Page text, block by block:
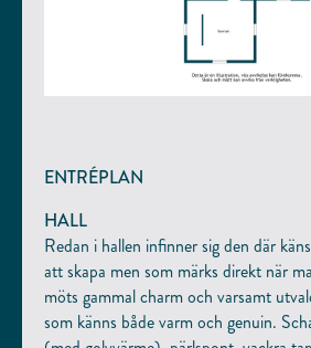
FÖRNAMN
ENTRÉPLAN
HALL
Redan i hallen infinner sig den där
att skapa men som märks direkt när
möts gammal charm och varsamt
som känns både varm och genuin.